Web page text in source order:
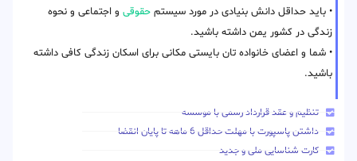
• باید حداقل دانش بنیادی در مورد سیستم حقوقی و اجتماعی و نحوه
زندگی در کشور یمن داشته باشید.
• شما و اعضای خانواده تان بایستی مکانی برای اسکان زندگی کافی داشته
باشید.
تنظیم و عقد قرارداد رسمی با موسسه
داشتن پاسپورت با مهلت حداقل 6 ماهه تا پایان انقضا
کارت شناسایی ملی و جدید